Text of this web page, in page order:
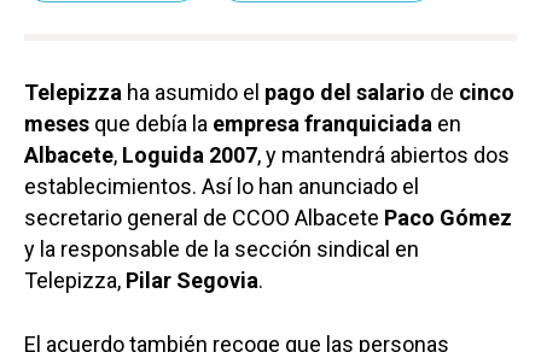
Telepizza ha asumido el pago del salario de cinco
meses que debía la empresa franquiciada en
Albacete, Loguida 2007, y mantendrá abiertos dos
establecimientos. Así lo han anunciado el
secretario general de CCOO Albacete Paco Gómez
y la responsable de la sección sindical en
Telepizza, Pilar Segovia.
El acuerdo también recoge que las personas